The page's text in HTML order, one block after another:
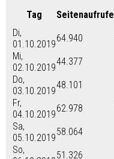
Tag Seitenaufrufe
Di,
01.10.2019
64.940
Mi,
02.10.2019
44.377
Do,
03.10.2019
48.101
Fr,
04.10.2019
62.978
Sa,
05.10.2019
58.064
So,
51.326